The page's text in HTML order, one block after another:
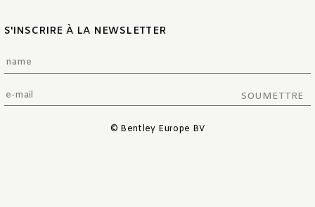
S'INSCRIRE À LA NEWSLETTER
SOUMETTRE
© Bentley Europe BV